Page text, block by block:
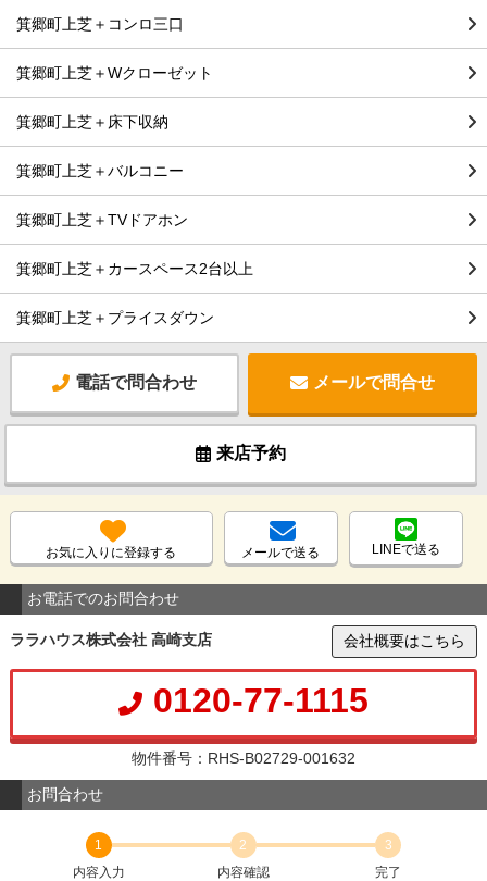
箕郷町上芝＋コンロ三口
箕郷町上芝＋Wクローゼット
箕郷町上芝＋床下収納
箕郷町上芝＋バルコニー
箕郷町上芝＋TVドアホン
箕郷町上芝＋カースペース2台以上
箕郷町上芝＋プライスダウン
電話で問合わせ メールで問合せ
来店予約
お気に入りに登録する メールで送る LINEで送る
お電話でのお問合わせ
ララハウス株式会社 高崎支店 会社概要はこちら
0120-77-1115
物件番号：RHS-B02729-001632
お問合わせ
1
内容入力
2
内容確認
3
完了